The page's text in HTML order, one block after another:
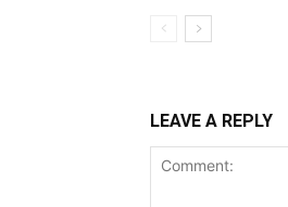
LEAVE A REPLY